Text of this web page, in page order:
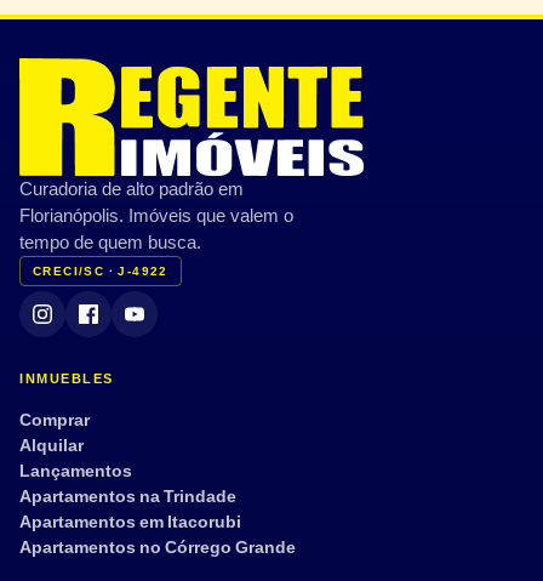
Curadoria de alto padrão em
Florianópolis. Imóveis que valem o
tempo de quem busca.
CRECI/SC · J-4922
INMUEBLES
Comprar
Alquilar
Lançamentos
Apartamentos na Trindade
Apartamentos em Itacorubi
Apartamentos no Córrego Grande